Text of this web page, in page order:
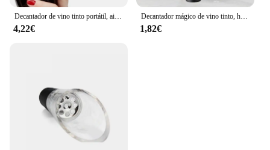
Decantador de vino tinto portátil, aireador mágico de aire Bernoulli, decantador rápido de vino, Whisky rojo, blanco, equipo, accesorios de Bar
4,22€
Decantador mágico de vino tinto, herramienta de aireado rápido, bomba de filtro portátil, nuevo
1,82€